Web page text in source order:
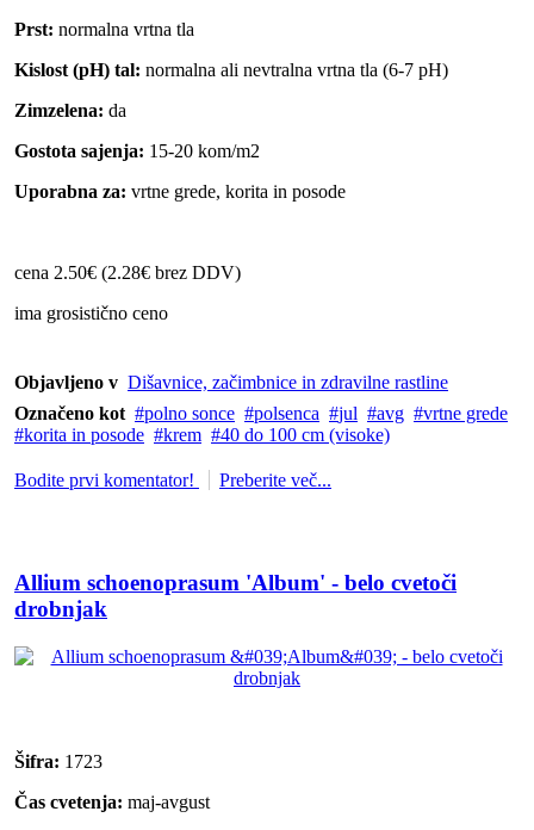
Prst: normalna vrtna tla
Kislost (pH) tal: normalna ali nevtralna vrtna tla (6-7 pH)
Zimzelena: da
Gostota sajenja: 15-20 kom/m2
Uporabna za: vrtne grede, korita in posode
cena 2.50€ (2.28€ brez DDV)
ima grosistično ceno
Objavljeno v Dišavnice, začimbnice in zdravilne rastline
Označeno kot
polno sonce polsenca jul avg
vrtne grede
korita in posode
krem 40 do 100 cm (visoke)
Bodite prvi komentator! Preberite več...
Allium schoenoprasum 'Album' - belo cvetoči
drobnjak
Šifra: 1723
Čas cvetenja: maj-avgust